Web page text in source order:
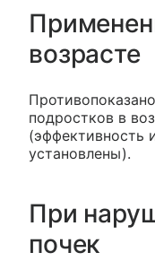
возрасте
подростков в
(эффективность
установлены).
При
почек